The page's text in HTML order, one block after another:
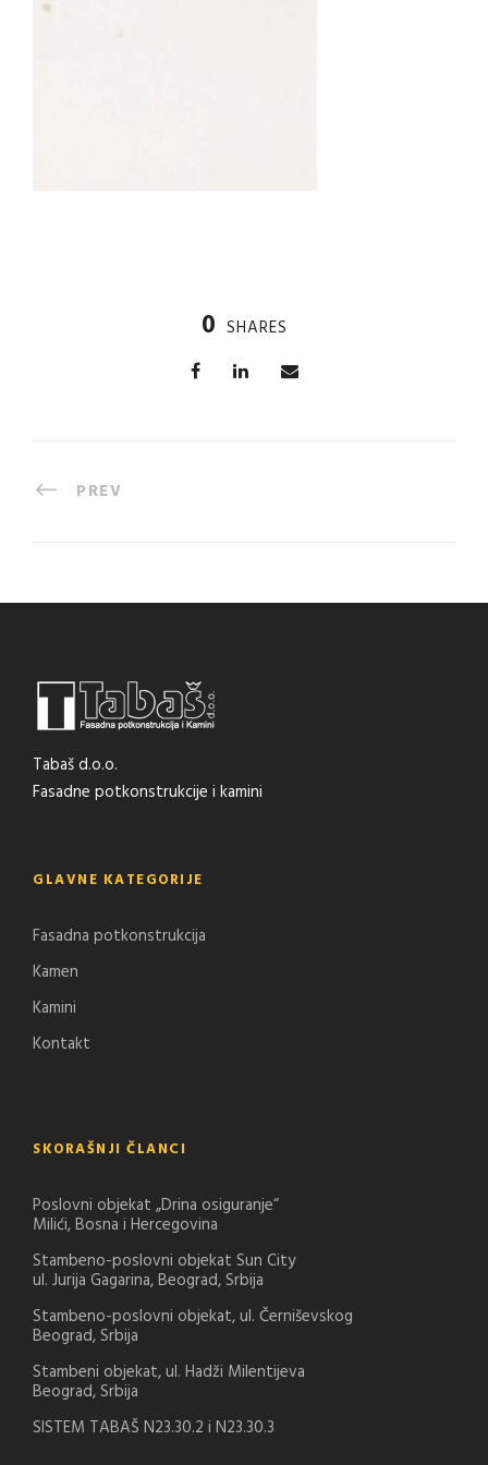
0 SHARES
PREV
Tabaš d.o.o.
Fasadne potkonstrukcije i kamini
GLAVNE KATEGORIJE
Fasadna potkonstrukcija
Kamen
Kamini
Kontakt
SKORAŠNJI ČLANCI
Poslovni objekat „Drina osiguranje“
Milići, Bosna i Hercegovina
Stambeno-poslovni objekat Sun City
ul. Jurija Gagarina, Beograd, Srbija
Stambeno-poslovni objekat, ul. Černiševskog
Beograd, Srbija
Stambeni objekat, ul. Hadži Milentijeva
Beograd, Srbija
SISTEM TABAŠ N23.30.2 i N23.30.3